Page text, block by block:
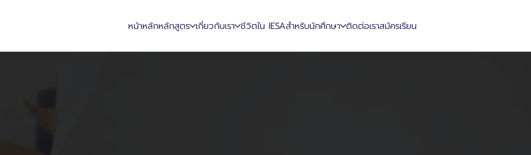
หน้าหลักหลักสูตร เกี่ยวกับเรา ชีวิตใน IESAสำหรับนักศึกษา ติดต่อเราสมัครเรียน